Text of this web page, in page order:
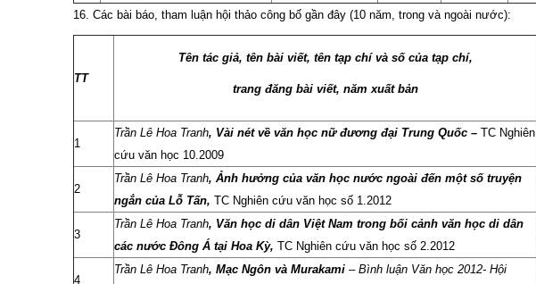
16. Các bài báo, tham luận hội thảo công bố gần đây (10 năm, trong và ngoài nước):
TT
Tên tác giả, tên bài viết, tên tạp chí và số của tạp chí,
trang đăng bài viết, năm xuất bản
1
Trần Lê Hoa Tranh, Vài nét về văn học nữ đương đại Trung Quốc – TC Nghiên
cứu văn học 10.2009
2
Trần Lê Hoa Tranh, Ảnh hưởng của văn học nước ngoài đến một số truyện
ngắn của Lỗ Tấn, TC Nghiên cứu văn học số 1.2012
3
Trần Lê Hoa Tranh, Văn học di dân Việt Nam trong bối cảnh văn học di dân
các nước Đông Á tại Hoa Kỳ, TC Nghiên cứu văn học số 2.2012
4
Trần Lê Hoa Tranh, Mạc Ngôn và Murakami – Bình luận Văn học 2012- Hội